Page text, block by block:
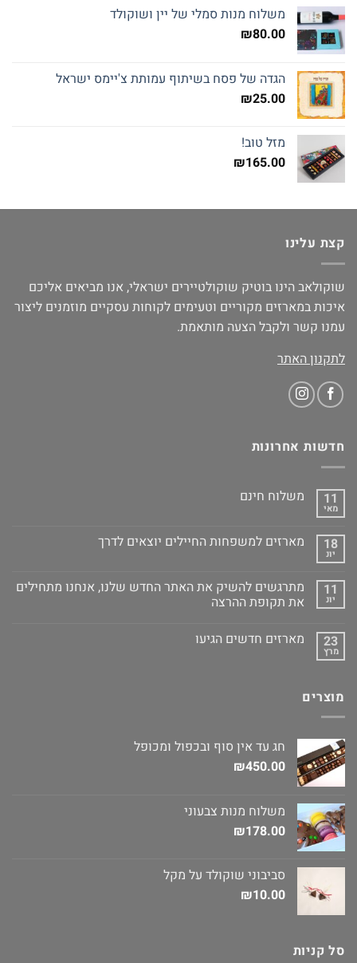
משלוח מנות סמלי של יין ושוקולד
₪80.00
הגדה של פסח בשיתוף עמותת צ'יימס ישראל
₪25.00
מזל טוב!
₪165.00
קצת עלינו
שוקולאב הינו בוטיק שוקולטיירים ישראלי, אנו מביאים אליכם
איכות במארזים מקוריים וטעימים לקוחות עסקיים מוזמנים ליצור
עמנו קשר ולקבל הצעה מותאמת.
לתקנון האתר
חדשות אחרונות
11
מאי
משלוח חינם
18
יונ
מארזים למשפחות החיילים יוצאים לדרך
11
יונ
מתרגשים להשיק את האתר החדש שלנו, אנחנו מתחילים
את תקופת ההרצה
23
מרץ
מארזים חדשים הגיעו
מוצרים
חג עד אין סוף ובכפול ומכופל
₪450.00
משלוח מנות צבעוני
₪178.00
סביבוני שוקולד על מקל
₪10.00
סל קניות